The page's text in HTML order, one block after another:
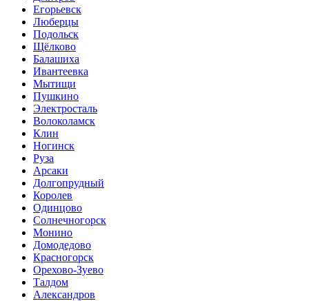
Егорьевск
Люберцы
Подольск
Щёлково
Балашиха
Ивантеевка
Мытищи
Пушкино
Электросталь
Волоколамск
Клин
Ногинск
Руза
Арсаки
Долгопрудный
Королев
Одинцово
Солнечногорск
Монино
Домодедово
Красногорск
Орехово-Зуево
Талдом
Александров